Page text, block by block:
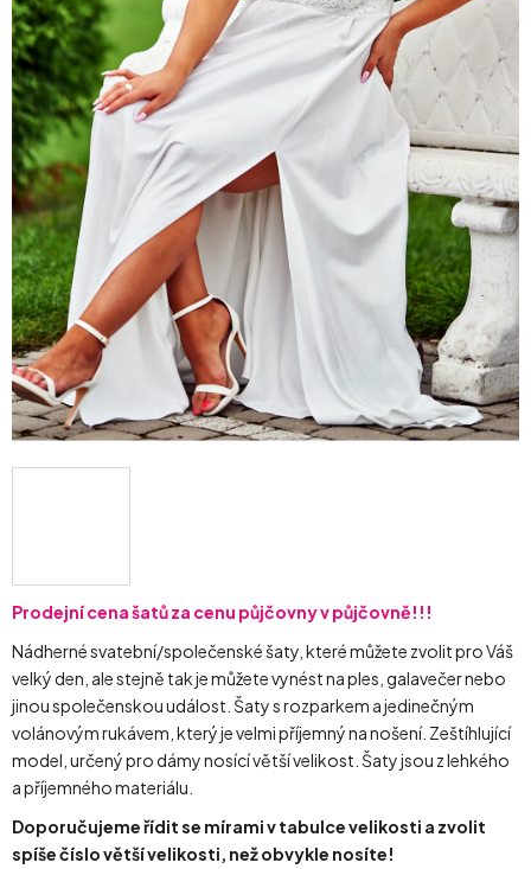
Prodejní cena šatů za cenu půjčovny v půjčovně!!!
Nádherné svatební/společenské šaty, které můžete zvolit pro Váš
velký den, ale stejně tak je můžete vynést na ples, galavečer nebo
jinou společenskou událost. Šaty s rozparkem a jedinečným
volánovým rukávem, který je velmi příjemný na nošení. Zeštíhlující
model, určený pro dámy nosící větší velikost. Šaty jsou z lehkého
a příjemného materiálu.
Doporučujeme řídit se mírami v tabulce velikosti a zvolit
spíše číslo větší velikosti, než obvykle nosíte!